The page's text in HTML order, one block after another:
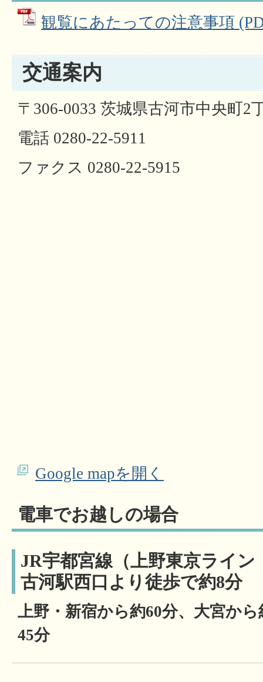
観覧にあたっての注意事項
交通案内
〒306-0033 茨城県古河市中央町2
電話 0280-22-5911
ファクス 0280-22-5915
Google mapを開く
電車でお越しの場合
JR宇都宮線（上野東京ライ
古河駅西口より徒歩で約8分
上野・新宿から約60分、大宮か
45分